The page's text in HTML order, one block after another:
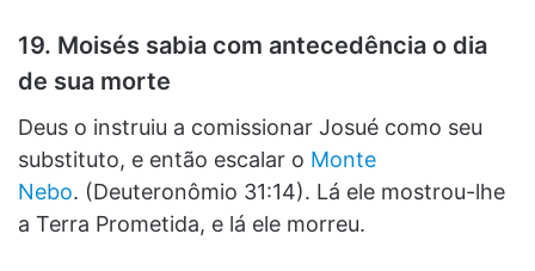
19. Moisés sabia com antecedência o dia
de sua morte
Deus o instruiu a comissionar Josué como seu
substituto, e então escalar o Monte
Nebo. (Deuteronômio 31:14). Lá ele mostrou-lhe
a Terra Prometida, e lá ele morreu.